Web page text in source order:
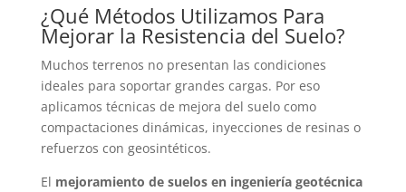
¿Qué Métodos Utilizamos Para
Mejorar la Resistencia del Suelo?
Muchos terrenos no presentan las condiciones
ideales para soportar grandes cargas. Por eso
aplicamos técnicas de mejora del suelo como
compactaciones dinámicas, inyecciones de resinas o
refuerzos con geosintéticos.
El mejoramiento de suelos en ingeniería geotécnica